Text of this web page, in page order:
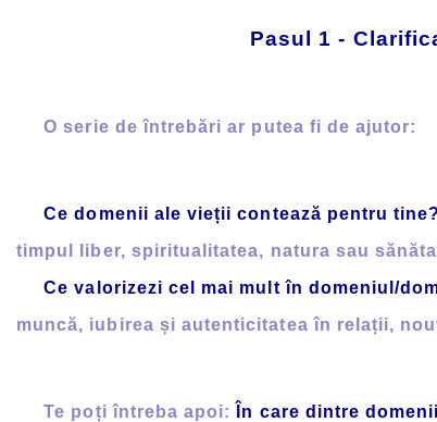
Pasul 1 -
O serie de întrebări ar putea fi de ajutor:
Ce domenii ale vieții contează pentru tine?
timpul liber, spiritualitatea, natura sau
Ce valorizezi cel mai mult în domeniul/
muncă, iubirea și autenticitatea în relații,
Te poți întreba apoi:
În care dintre